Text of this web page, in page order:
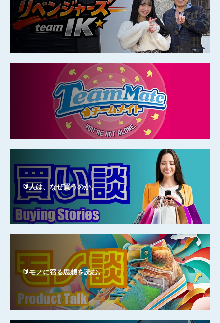
🔰人は、なぜ買うのか。
🔰モノに宿る思想を読む。